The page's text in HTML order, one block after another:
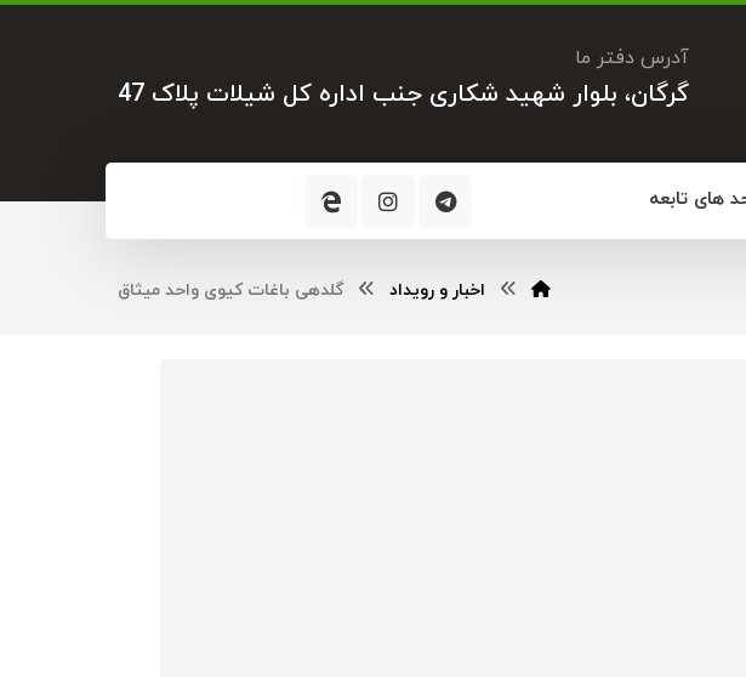
آدرس دفتر ما
گرگان، بلوار شهید شکاری جنب اداره کل شیلات پلاک 47
های تابعه
اخبار و رویداد گلدهی باغات کیوی واحد میثاق